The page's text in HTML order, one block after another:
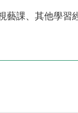
藝課、其他學習